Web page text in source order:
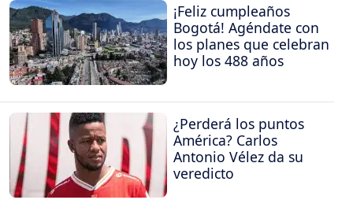
¡Feliz cumpleaños
Bogotá! Agéndate con
los planes que celebran
hoy los 488 años
¿Perderá los puntos
América? Carlos
Antonio Vélez da su
veredicto